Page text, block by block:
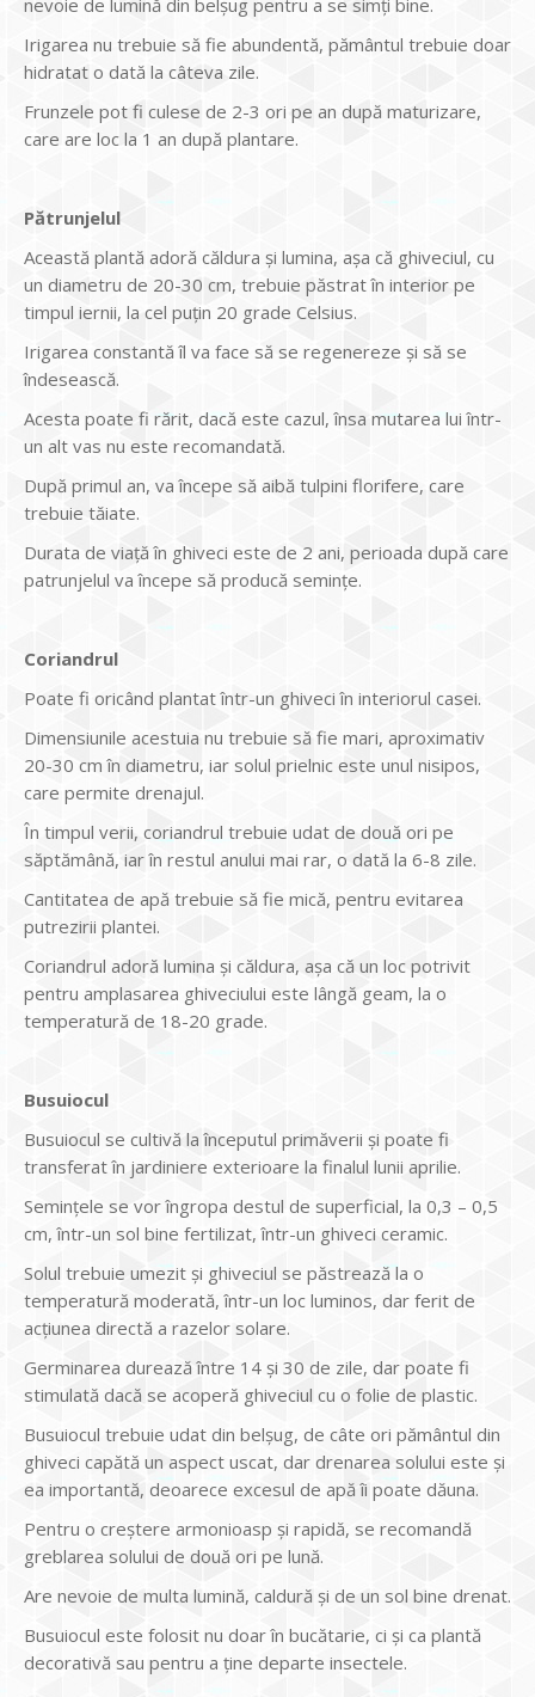
nevoie de lumină din belşug pentru a se simţi bine.
Irigarea nu trebuie să fie abundentă, pământul trebuie doar
hidratat o dată la câteva zile.
Frunzele pot fi culese de 2-3 ori pe an după maturizare,
care are loc la 1 an după plantare.
Pătrunjelul
Această plantă adoră căldura şi lumina, aşa că ghiveciul, cu
un diametru de 20-30 cm, trebuie păstrat în interior pe
timpul iernii, la cel puţin 20 grade Celsius.
Irigarea constantă îl va face să se regenereze şi să se
îndesească.
Acesta poate fi rărit, dacă este cazul, însa mutarea lui într-
un alt vas nu este recomandată.
După primul an, va începe să aibă tulpini florifere, care
trebuie tăiate.
Durata de viaţă în ghiveci este de 2 ani, perioada după care
patrunjelul va începe să producă seminţe.
Coriandrul
Poate fi oricând plantat într-un ghiveci în interiorul casei.
Dimensiunile acestuia nu trebuie să fie mari, aproximativ
20-30 cm în diametru, iar solul prielnic este unul nisipos,
care permite drenajul.
În timpul verii, coriandrul trebuie udat de două ori pe
săptămână, iar în restul anului mai rar, o dată la 6-8 zile.
Cantitatea de apă trebuie să fie mică, pentru evitarea
putrezirii plantei.
Coriandrul adoră lumina şi căldura, aşa că un loc potrivit
pentru amplasarea ghiveciului este lângă geam, la o
temperatură de 18-20 grade.
Busuiocul
Busuiocul se cultivă la începutul primăverii şi poate fi
transferat în jardiniere exterioare la finalul lunii aprilie.
Seminţele se vor îngropa destul de superficial, la 0,3 – 0,5
cm, într-un sol bine fertilizat, într-un ghiveci ceramic.
Solul trebuie umezit şi ghiveciul se păstrează la o
temperatură moderată, într-un loc luminos, dar ferit de
acţiunea directă a razelor solare.
Germinarea durează între 14 şi 30 de zile, dar poate fi
stimulată dacă se acoperă ghiveciul cu o folie de plastic.
Busuiocul trebuie udat din belşug, de câte ori pământul din
ghiveci capătă un aspect uscat, dar drenarea solului este şi
ea importantă, deoarece excesul de apă îi poate dăuna.
Pentru o creştere armonioasp şi rapidă, se recomandă
greblarea solului de două ori pe lună.
Are nevoie de multa lumină, caldură şi de un sol bine drenat.
Busuiocul este folosit nu doar în bucătarie, ci şi ca plantă
decorativă sau pentru a ţine departe insectele.